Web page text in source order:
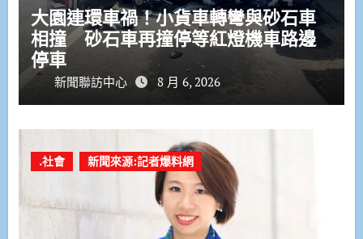
大園連環車禍！小貨車轉彎與砂石車
相撞 砂石車再撞停等紅燈機車路邊
停車
新聞聯訪中心 8 月 6, 2026
.社會 新聞來源:記者爆料網